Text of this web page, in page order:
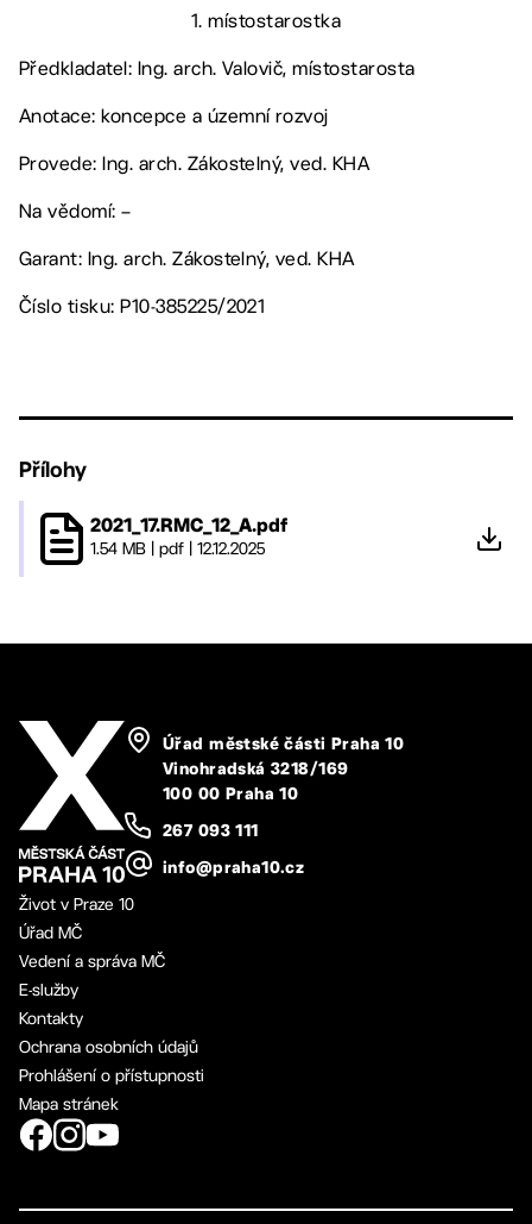
1. místostarostka
Předkladatel: Ing. arch. Valovič, místostarosta
Anotace: koncepce a územní rozvoj
Provede: Ing. arch. Zákostelný, ved. KHA
Na vědomí: –
Garant: Ing. arch. Zákostelný, ved. KHA
Číslo tisku: P10-385225/2021
Přílohy
2021_17.RMC_12_A.pdf
1.54 MB pdf 12.12.2025
Úřad městské části Praha 10
Vinohradská 3218/169
100 00 Praha 10
267 093 111
info@praha10.cz
Život v Praze 10
Úřad MČ
Vedení a správa MČ
E-služby
Kontakty
Ochrana osobních údajů
Prohlášení o přístupnosti
Mapa stránek